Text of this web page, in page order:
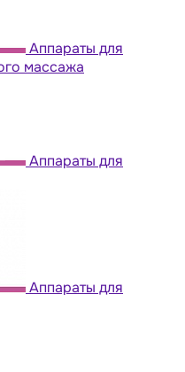
Аппараты для
массажа
Аппараты для
Аппараты для